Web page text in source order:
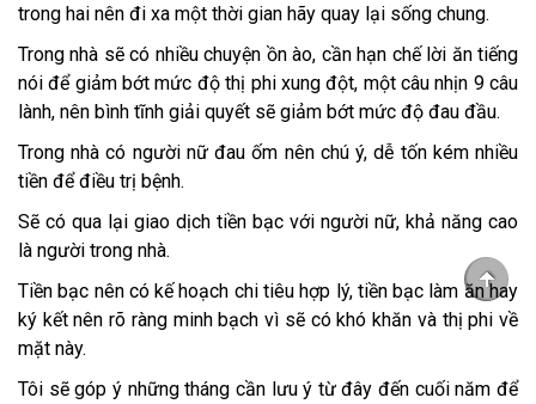
trong hai nên đi xa một thời gian hãy quay lại sống chung.
Trong nhà sẽ có nhiều chuyện ồn ào, cần hạn chế lời ăn tiếng
nói để giảm bớt mức độ thị phi xung đột, một câu nhịn 9 câu
lành, nên bình tĩnh giải quyết sẽ giảm bớt mức độ đau đầu.
Trong nhà có người nữ đau ốm nên chú ý, dễ tốn kém nhiều
tiền để điều trị bệnh.
Sẽ có qua lại giao dịch tiền bạc với người nữ, khả năng cao
là người trong nhà.
Tiền bạc nên có kế hoạch chi tiêu hợp lý, tiền bạc làm ăn hay
ký kết nên rõ ràng minh bạch vì sẽ có khó khăn và thị phi về
mặt này.
Tôi sẽ góp ý những tháng cần lưu ý từ đây đến cuối năm để